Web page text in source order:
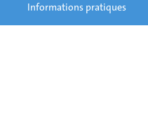
Informations pratiques